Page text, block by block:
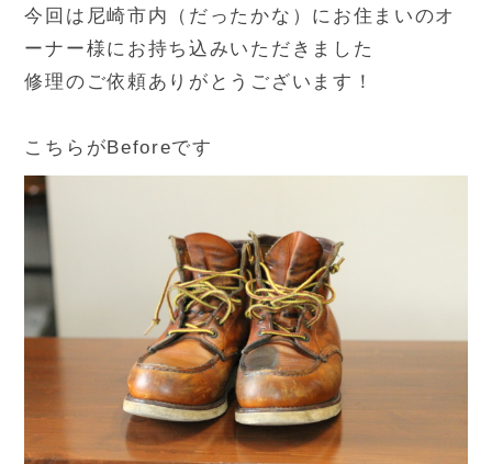
今回は尼崎市内（だったかな）にお住まいのオ
ーナー様にお持ち込みいただきました
修理のご依頼ありがとうございます！
こちらがBeforeです